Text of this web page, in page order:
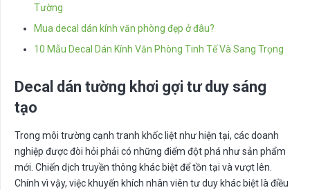
Tường
Mua decal dán kính văn phòng đẹp ở đâu?
10 Mẫu Decal Dán Kính Văn Phòng Tinh Tế Và Sang Trọng
Decal dán tường khơi gợi tư duy sáng
tạo
Trong môi trường cạnh tranh khốc liệt như hiện tại, các doanh
nghiệp được đòi hỏi phải có những điểm đột phá như sản phẩm
mới. Chiến dịch truyền thông khác biệt để tồn tại và vượt lên.
Chính vì vậy, việc khuyến khích nhân viên tư duy khác biệt là điều